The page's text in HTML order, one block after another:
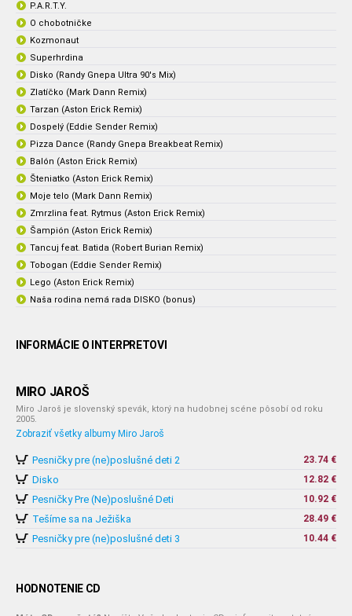
P.A.R.T.Y.
O chobotničke
Kozmonaut
Superhrdina
Disko (Randy Gnepa Ultra 90's Mix)
Zlatíčko (Mark Dann Remix)
Tarzan (Aston Erick Remix)
Dospelý (Eddie Sender Remix)
Pizza Dance (Randy Gnepa Breakbeat Remix)
Balón (Aston Erick Remix)
Šteniatko (Aston Erick Remix)
Moje telo (Mark Dann Remix)
Zmrzlina feat. Rytmus (Aston Erick Remix)
Šampión (Aston Erick Remix)
Tancuj feat. Batida (Robert Burian Remix)
Tobogan (Eddie Sender Remix)
Lego (Aston Erick Remix)
Naša rodina nemá rada DISKO (bonus)
INFORMÁCIE O INTERPRETOVI
MIRO JAROŠ
Miro Jaroš je slovenský spevák, ktorý na hudobnej scéne pôsobí od roku
2005.
Zobraziť všetky albumy Miro Jaroš
Pesničky pre (ne)poslušné deti 2 23.74 €
Disko 12.82 €
Pesničky Pre (Ne)poslušné Deti 10.92 €
Tešíme sa na Ježiška 28.49 €
Pesničky pre (ne)poslušné deti 3 10.44 €
HODNOTENIE CD